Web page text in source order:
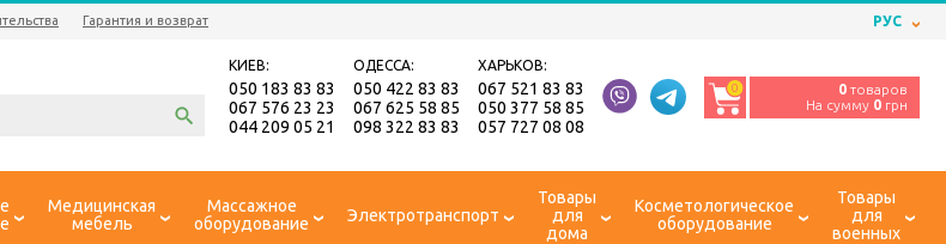
Гарантия и возврат РУС
КИЕВ:
050 183 83 83
067 576 23 23
044 209 05 21
ОДЕССА:
050 422 83 83
067 625 58 85
098 322 83 83
ХАРЬКОВ:
067 521 83 83
050 377 58 85
057 727 08 08
0 0 товаров
На сумму 0 грн
Медицинская
мебель
Массажное
оборудование
Электротранспорт
Товары
для
дома
Косметологическое
оборудование
Товары
для
военных